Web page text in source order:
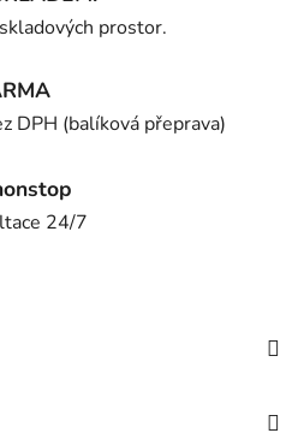
prostor.
DPH (balíková přeprava)
24/7